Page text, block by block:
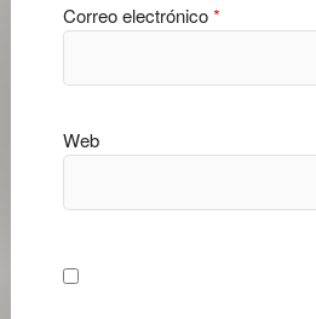
Correo electrónico*
Web